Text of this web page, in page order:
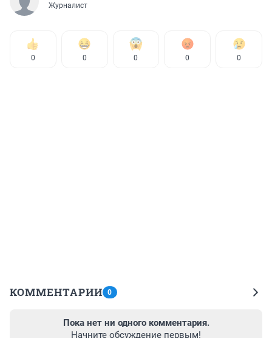
Журналист
0 0 0 0 0
КОММЕНТАРИИ 0
Пока нет ни одного комментария.
Начните обсуждение первым!